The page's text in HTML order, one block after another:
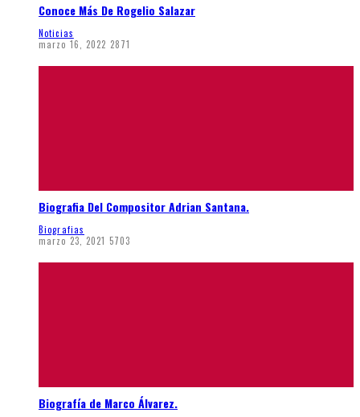
Conoce Más De Rogelio Salazar
Noticias
marzo 16, 2022 2871
Biografia Del Compositor Adrian Santana.
Biografias
marzo 23, 2021 5703
Biografía de Marco Álvarez.